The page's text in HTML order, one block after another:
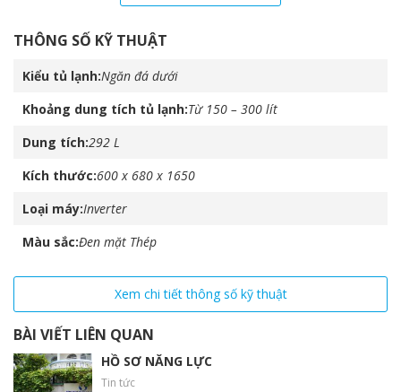
Diệt khuẩn khử mùi Deo
Fresh
Sử dụng phân tử Nano bạc để ngăn ngừa vi khuẩn, nấm
sạch sẽ trong tủ lạnh, đảm bảo an toàn sức khỏe cho cả
gia đình.
THÔNG SỐ KỸ THUẬT
Kiểu tủ lạnh Ngăn đá dưới
Khoảng dung tích tủ lạnh Từ 150 – 300 lít
Dung tích 292 L
Kích thước 600 x 680 x 1650
Loại máy Inverter
Màu sắc Đen mặt Thép
Xem chi tiết thông số kỹ thuật
BÀI VIẾT LIÊN QUAN
HỒ SƠ NĂNG LỰC
Tin tức